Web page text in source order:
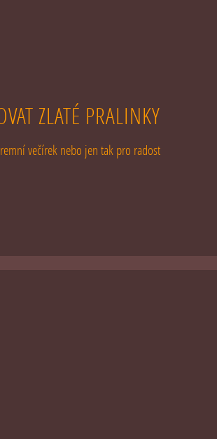
ZLATÉ PRALINKY
večírek nebo jen tak pro radost